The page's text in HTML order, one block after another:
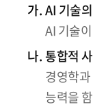
가.AI 기술
AI 기술
나.통합적
경영학
능력을